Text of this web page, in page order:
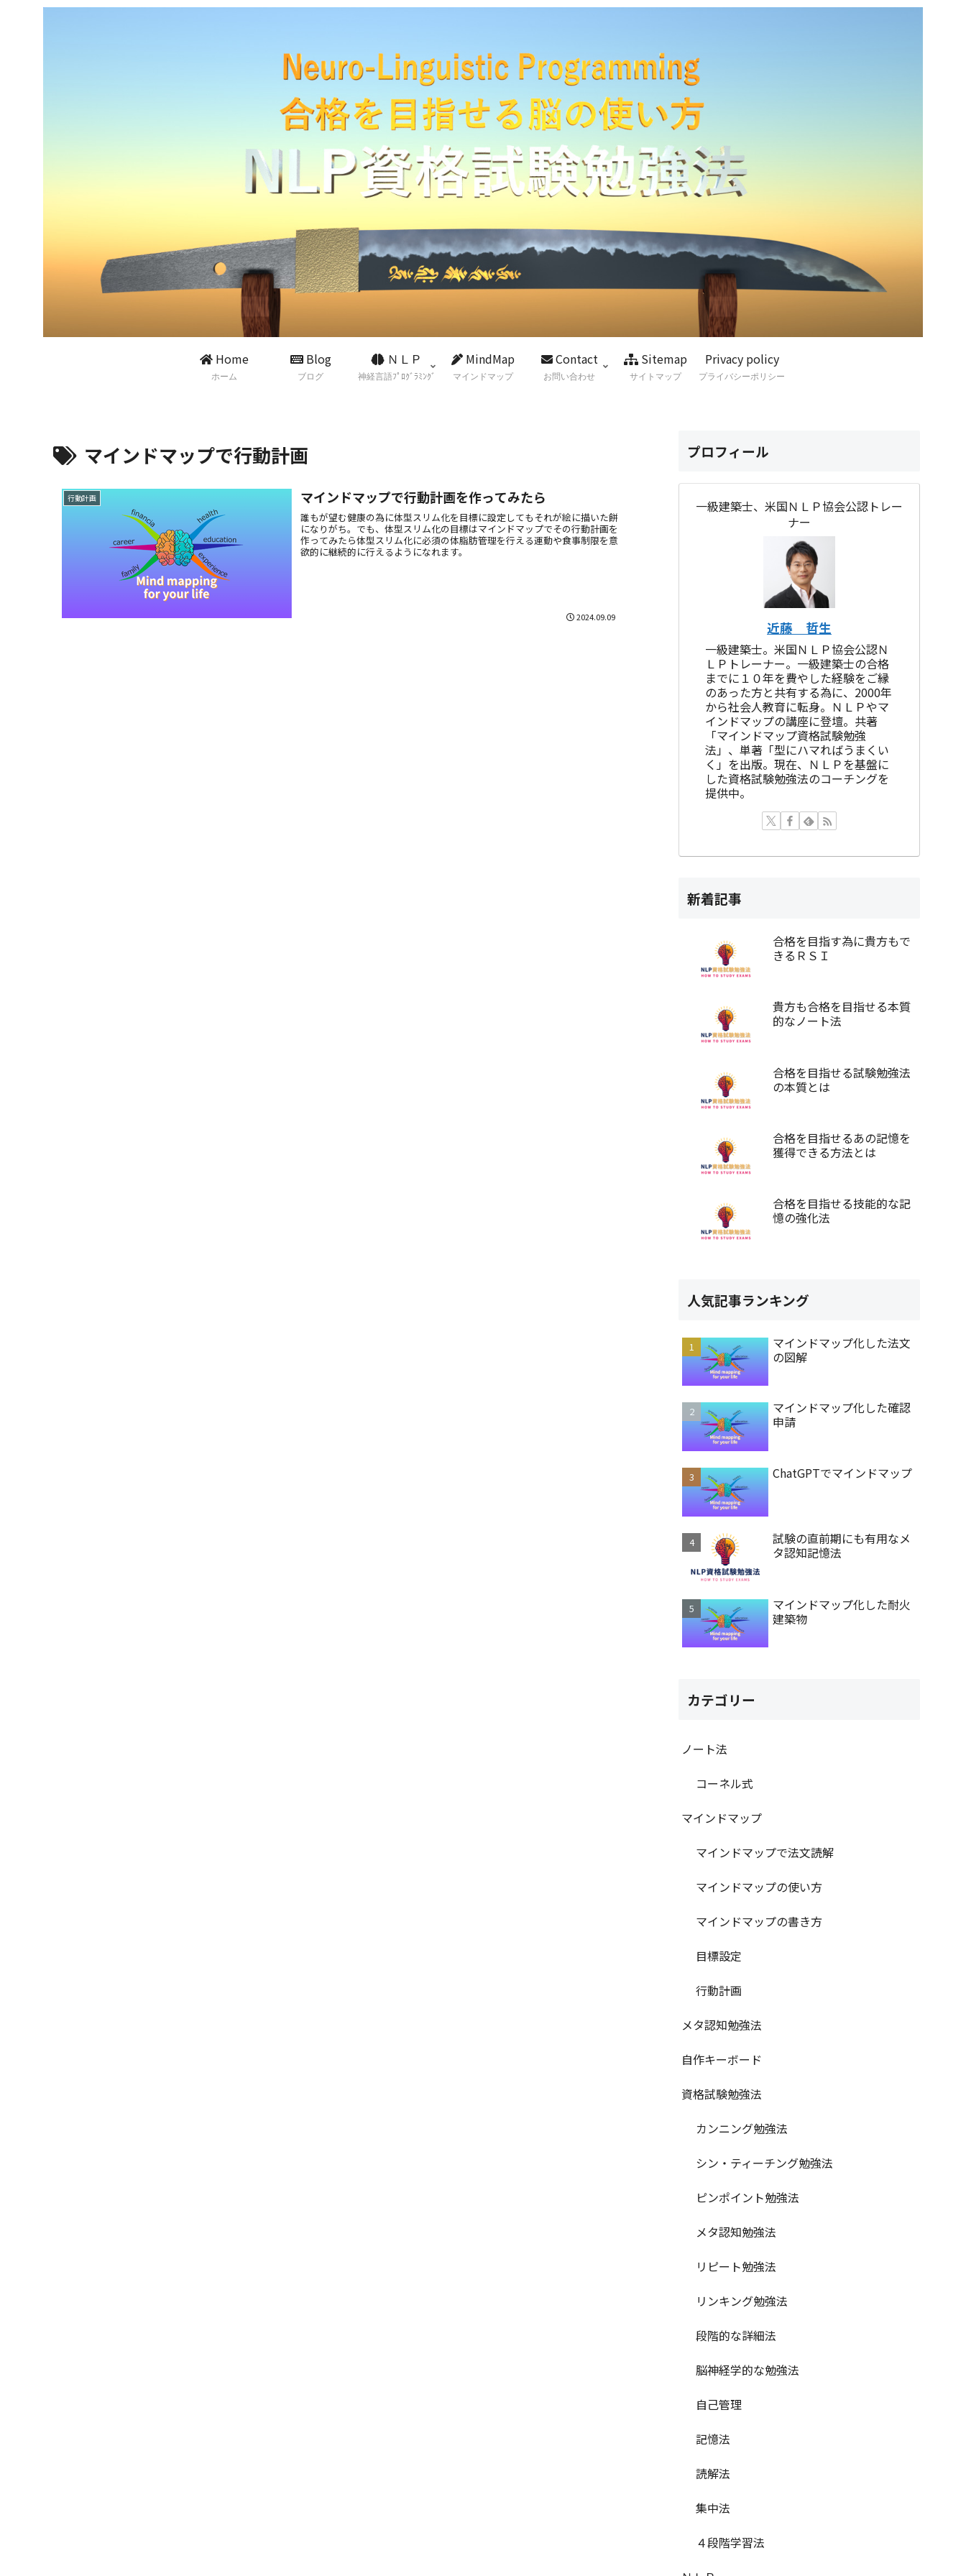
Home
ホーム
Blog
ブログ
ＮＬＰ
神経言語ﾌﾟﾛｸﾞﾗﾐﾝｸﾞ
MindMap
マインドマップ
Contact
お問い合わせ
Sitemap
サイトマップ
Privacy policy
プライバシーポリシー
マインドマップで行動計画
行動計画 マインドマップで行動計画を作ってみたら
誰もが望む健康の為に体型スリム化を目標に設定してもそれが絵に描いた餅
になりがち。でも、体型スリム化の目標はマインドマップでその行動計画を
作ってみたら体型スリム化に必須の体脂肪管理を行える運動や食事制限を意
欲的に継続的に行えるようになれます。
2024.09.09
プロフィール
一級建築士、米国ＮＬＰ協会公認トレー
ナー
近藤 哲生
一級建築士。米国ＮＬＰ協会公認Ｎ
ＬＰトレーナー。一級建築士の合格
までに１０年を費やした経験をご縁
のあった方と共有する為に、2000年
から社会人教育に転身。ＮＬＰやマ
インドマップの講座に登壇。共著
「マインドマップ資格試験勉強
法」、単著「型にハマればうまくい
く」を出版。現在、ＮＬＰを基盤に
した資格試験勉強法のコーチングを
提供中。
新着記事
合格を目指す為に貴方もで
きるＲＳＩ
貴方も合格を目指せる本質
的なノート法
合格を目指せる試験勉強法
の本質とは
合格を目指せるあの記憶を
獲得できる方法とは
合格を目指せる技能的な記
憶の強化法
人気記事ランキング
マインドマップ化した法文
の図解
マインドマップ化した確認
申請
ChatGPTでマインドマップ
試験の直前期にも有用なメ
タ認知記憶法
マインドマップ化した耐火
建築物
カテゴリー
ノート法
コーネル式
マインドマップ
マインドマップで法文読解
マインドマップの使い方
マインドマップの書き方
目標設定
行動計画
メタ認知勉強法
自作キーボード
資格試験勉強法
カンニング勉強法
シン・ティーチング勉強法
ピンポイント勉強法
メタ認知勉強法
リピート勉強法
リンキング勉強法
段階的な詳細法
脳神経学的な勉強法
自己管理
記憶法
読解法
集中法
４段階学習法